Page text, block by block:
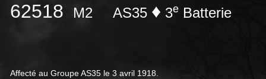
62518 M2 AS35 ♦ 3e Batterie
Affecté au Groupe AS35 le 3 avril 1918.